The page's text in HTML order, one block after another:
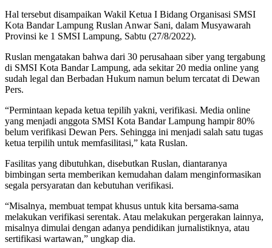
Hal tersebut disampaikan Wakil Ketua I Bidang Organisasi SMSI
Kota Bandar Lampung Ruslan Anwar Sani, dalam Musyawarah
Provinsi ke 1 SMSI Lampung, Sabtu (27/8/2022).
Ruslan mengatakan bahwa dari 30 perusahaan siber yang tergabung
di SMSI Kota Bandar Lampung, ada sekitar 20 media online yang
sudah legal dan Berbadan Hukum namun belum tercatat di Dewan
Pers.
“Permintaan kepada ketua tepilih yakni, verifikasi. Media online
yang menjadi anggota SMSI Kota Bandar Lampung hampir 80%
belum verifikasi Dewan Pers. Sehingga ini menjadi salah satu tugas
ketua terpilih untuk memfasilitasi,” kata Ruslan.
Fasilitas yang dibutuhkan, disebutkan Ruslan, diantaranya
bimbingan serta memberikan kemudahan dalam menginformasikan
segala persyaratan dan kebutuhan verifikasi.
“Misalnya, membuat tempat khusus untuk kita bersama-sama
melakukan verifikasi serentak. Atau melakukan pergerakan lainnya,
misalnya dimulai dengan adanya pendidikan jurnalistiknya, atau
sertifikasi wartawan,” ungkap dia.